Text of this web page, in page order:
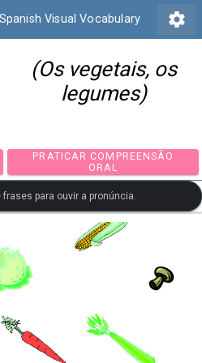
Spanish Visual Vocabulary settings
(Os vegetais, os
legumes)
PRATICAR
ORAL
para ouvir a pronúncia.